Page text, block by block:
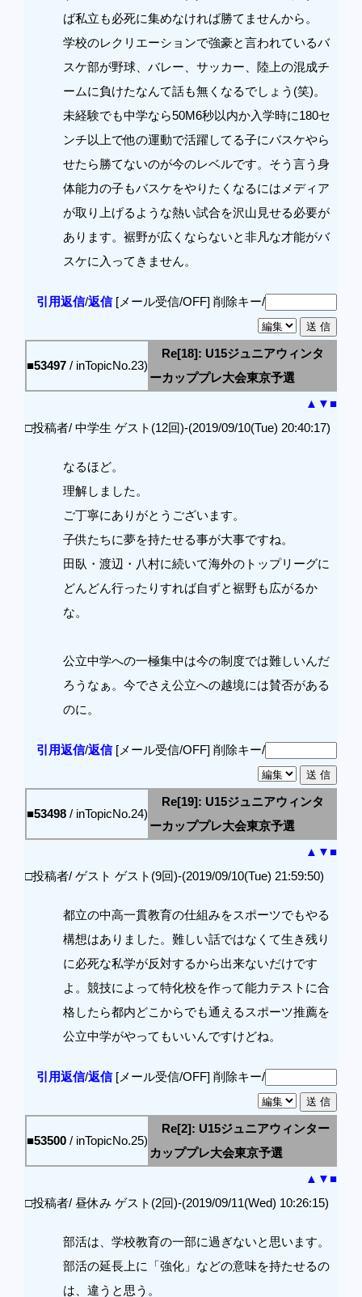
ば私立も必死に集めなければ勝てませんから。
学校のレクリエーションで強豪と言われているバ
スケ部が野球、バレー、サッカー、陸上の混成チ
ームに負けたなんて話も無くなるでしょう(笑)。
未経験でも中学なら50M6秒以内か入学時に180セ
ンチ以上で他の運動で活躍してる子にバスケやら
せたら勝てないのが今のレベルです。そう言う身
体能力の子もバスケをやりたくなるにはメディア
が取り上げるような熱い試合を沢山見せる必要が
あります。裾野が広くならないと非凡な才能がバ
スケに入ってきません。
引用返信/返信[メール受信/OFF] 削除キー/
■53497 / inTopicNo.23)
Re[18]: U15ジュニアウィンタ
ーカッププレ大会東京予選
▲ ▼■
□投稿者/ 中学生 ゲスト(12回)-(2019/09/10(Tue) 20:40:17)
なるほど。
理解しました。
ご丁寧にありがとうございます。
子供たちに夢を持たせる事が大事ですね。
田臥・渡辺・八村に続いて海外のトップリーグに
どんどん行ったりすれば自ずと裾野も広がるか
な。
公立中学への一極集中は今の制度では難しいんだ
ろうなぁ。今でさえ公立への越境には賛否がある
のに。
引用返信/返信[メール受信/OFF] 削除キー/
■53498 / inTopicNo.24)
Re[19]: U15ジュニアウィンタ
ーカッププレ大会東京予選
▲ ▼■
□投稿者/ ゲスト ゲスト(9回)-(2019/09/10(Tue) 21:59:50)
都立の中高一貫教育の仕組みをスポーツでもやる
構想はありました。難しい話ではなくて生き残り
に必死な私学が反対するから出来ないだけです
よ。競技によって特化校を作って能力テストに合
格したら都内どこからでも通えるスポーツ推薦を
公立中学がやってもいいんですけどね。
引用返信/返信[メール受信/OFF] 削除キー/
■53500 / inTopicNo.25)
Re[2]: U15ジュニアウィンター
カッププレ大会東京予選
▲ ▼■
□投稿者/ 昼休み ゲスト(2回)-(2019/09/11(Wed) 10:26:15)
部活は、学校教育の一部に過ぎないと思います。
部活の延長上に「強化」などの意味を持たせるの
は、違うと思う。